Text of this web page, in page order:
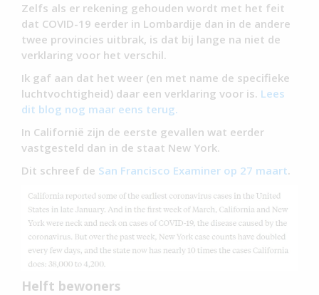
Zelfs als er rekening gehouden wordt met het feit
dat COVID-19 eerder in Lombardije dan in de andere
twee provincies uitbrak, is dat bij lange na niet de
verklaring voor het verschil.
Ik gaf aan dat het weer (en met name de specifieke
luchtvochtigheid) daar een verklaring voor is. Lees
dit blog nog maar eens terug.
In Californië zijn de eerste gevallen wat eerder
vastgesteld dan in de staat New York.
Dit schreef de San Francisco Examiner op 27 maart.
Helft bewoners